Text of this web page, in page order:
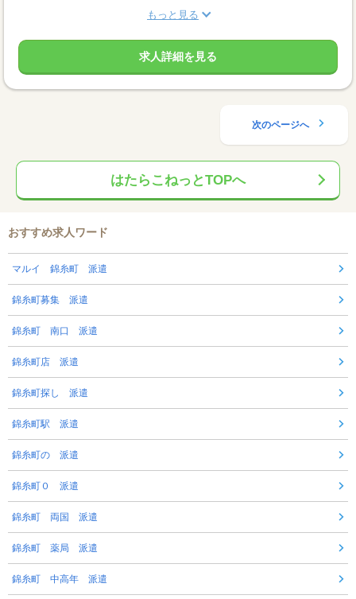
もっと見る
求人詳細を見る
次のページへ
はたらこねっとTOPへ
おすすめ求人ワード
マルイ 錦糸町 派遣
錦糸町募集 派遣
錦糸町 南口 派遣
錦糸町店 派遣
錦糸町探し 派遣
錦糸町駅 派遣
錦糸町の 派遣
錦糸町０ 派遣
錦糸町 両国 派遣
錦糸町 薬局 派遣
錦糸町 中高年 派遣